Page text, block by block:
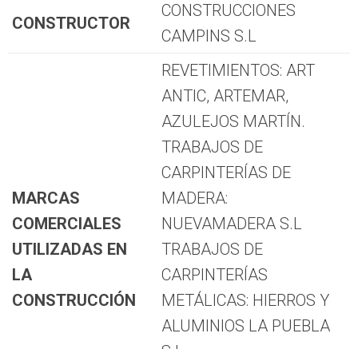
CONSTRUCTOR
CONSTRUCCIONES
CAMPINS S.L
MARCAS
COMERCIALES
UTILIZADAS EN
LA
CONSTRUCCIÓN
REVETIMIENTOS: ART
ANTIC, ARTEMAR,
AZULEJOS MARTÍN.
TRABAJOS DE
CARPINTERÍAS DE
MADERA:
NUEVAMADERA S.L
TRABAJOS DE
CARPINTERÍAS
METÁLICAS: HIERROS Y
ALUMINIOS LA PUEBLA